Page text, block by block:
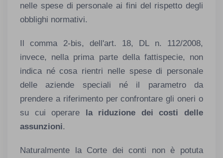
nelle spese di personale ai fini del rispetto degli
obblighi normativi.
Il comma 2-bis, dell'art. 18, DL n. 112/2008,
invece, nella prima parte della fattispecie, non
indica né cosa rientri nelle spese di personale
delle aziende speciali né il parametro da
prendere a riferimento per confrontare gli oneri o
su cui operare la riduzione dei costi delle
assunzioni.
Naturalmente la Corte dei conti non è potuta